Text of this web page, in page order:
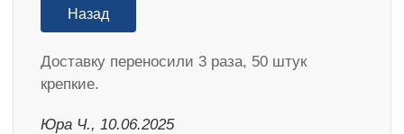
Назад
Доставку переносили 3 раза, 50 штук
крепкие.
Юра Ч., 10.06.2025